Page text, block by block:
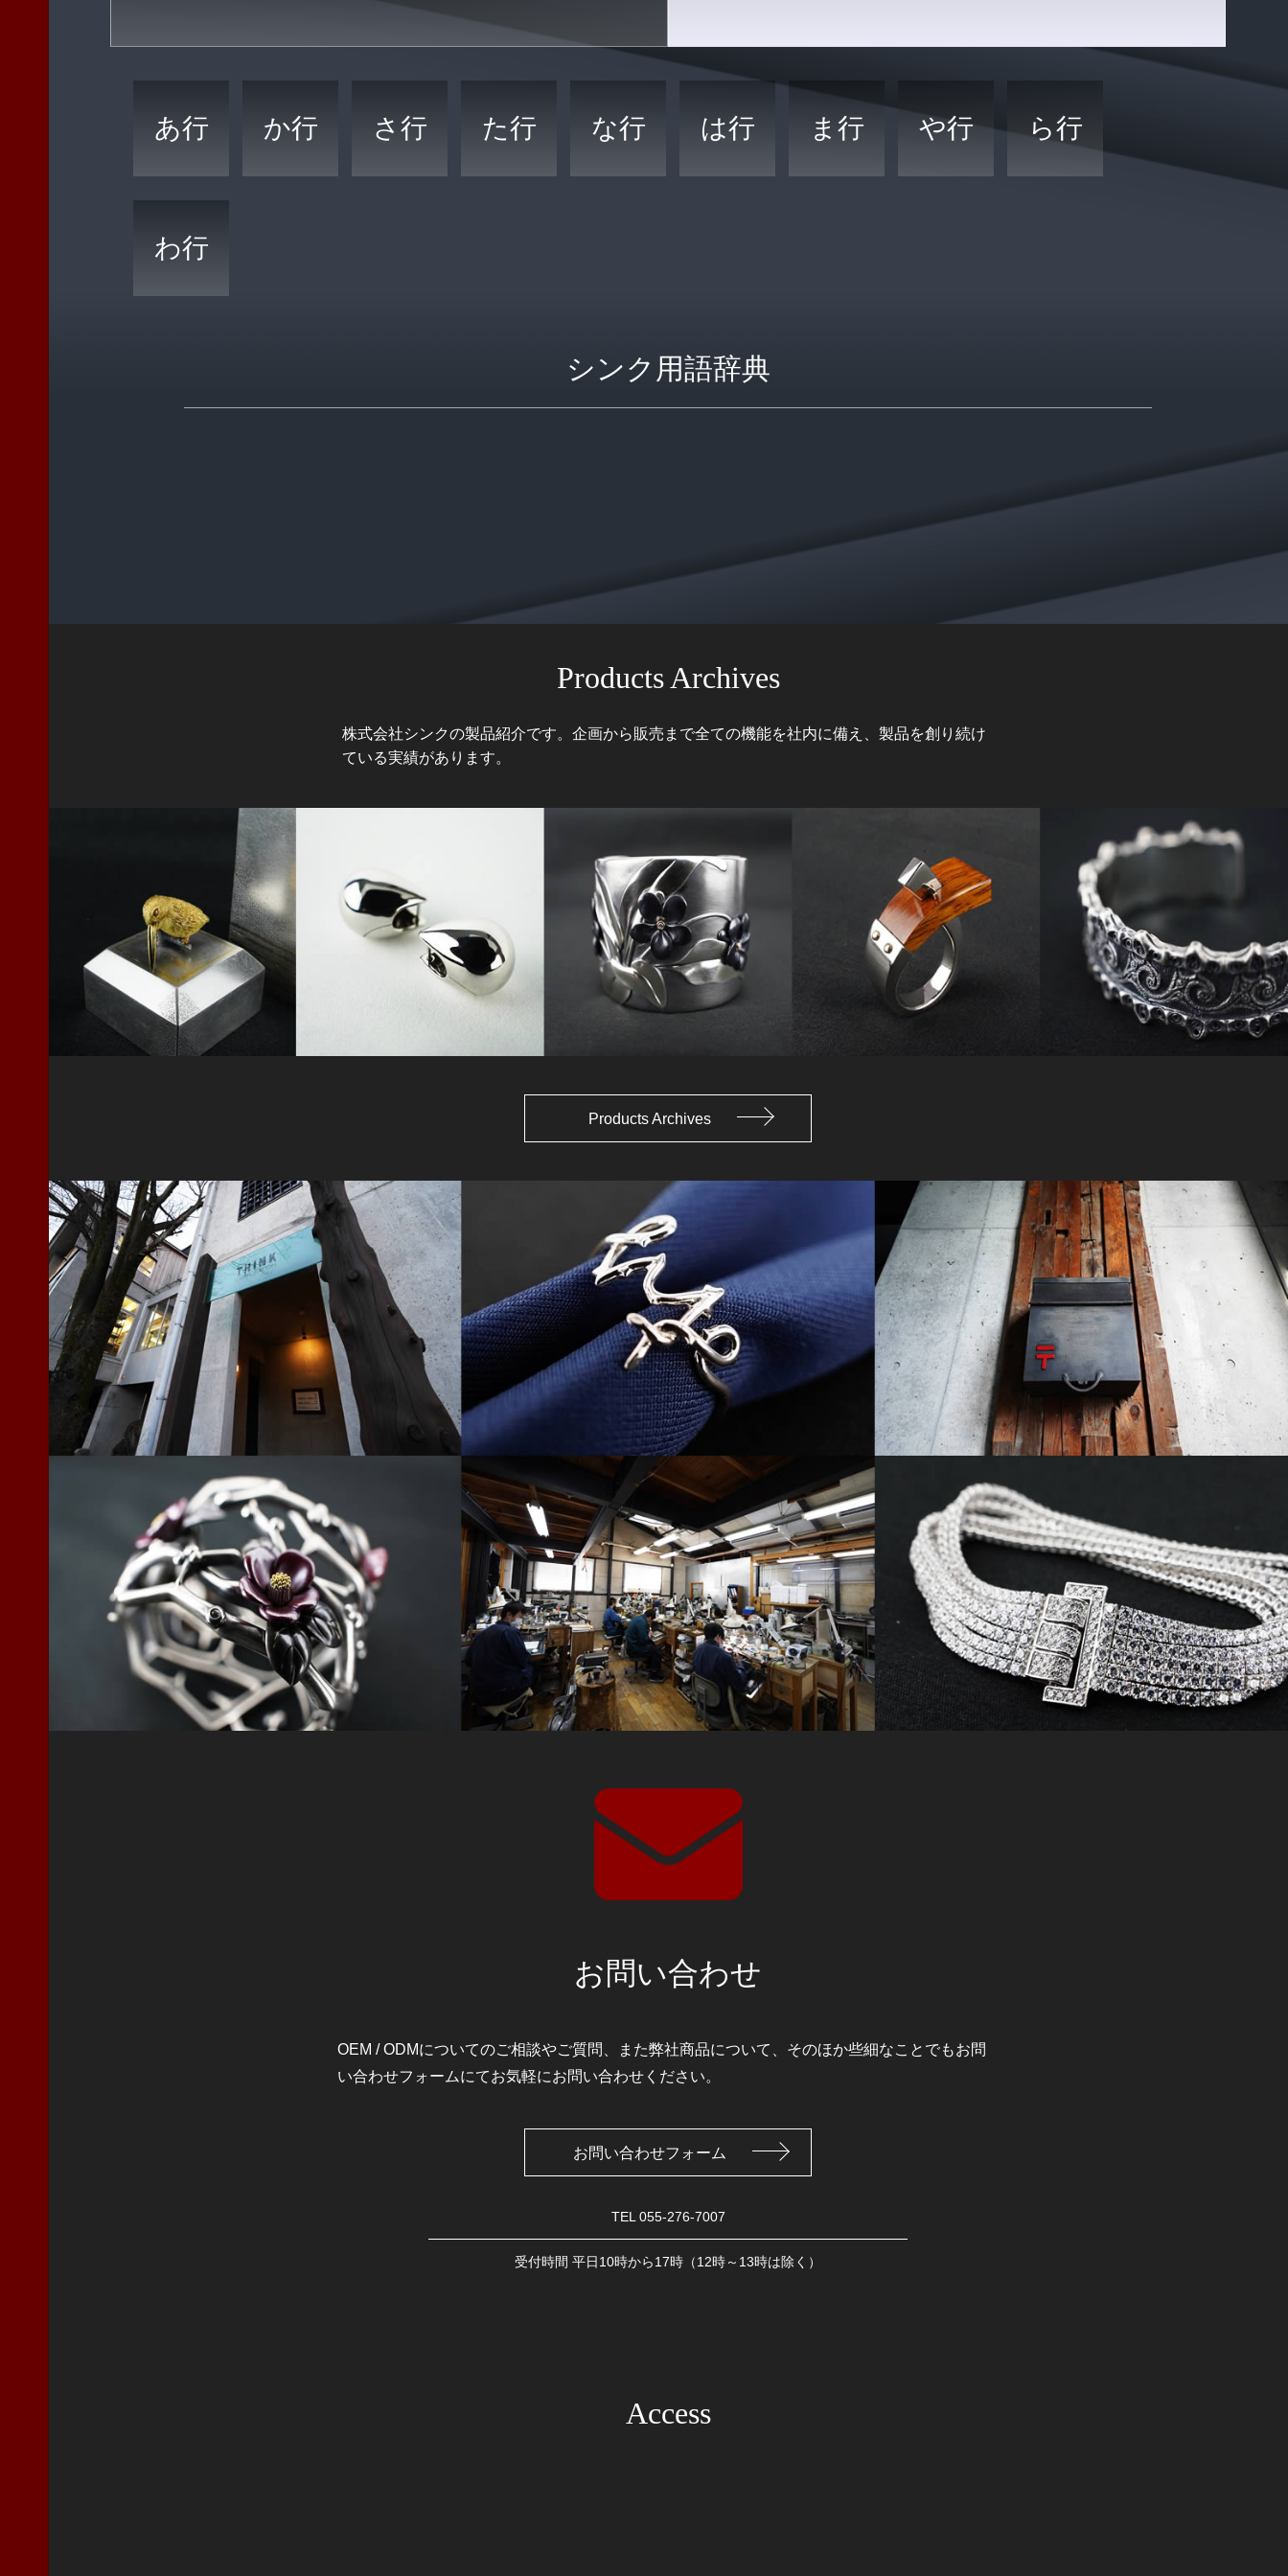
あ行 か行 さ行 た行 な行 は行 ま行 や行 ら行
わ行
シンク用語辞典
Products Archives
株式会社シンクの製品紹介です。企画から販売まで全ての機能を社内に備え、製品を創り続け
ている実績があります。
Products Archives
お問い合わせ
OEM / ODMについてのご相談やご質問、また弊社商品について、そのほか些細なことでもお問
い合わせフォームにてお気軽にお問い合わせください。
お問い合わせフォーム
TEL 055-276-7007
受付時間 平日10時から17時（12時～13時は除く）
Access